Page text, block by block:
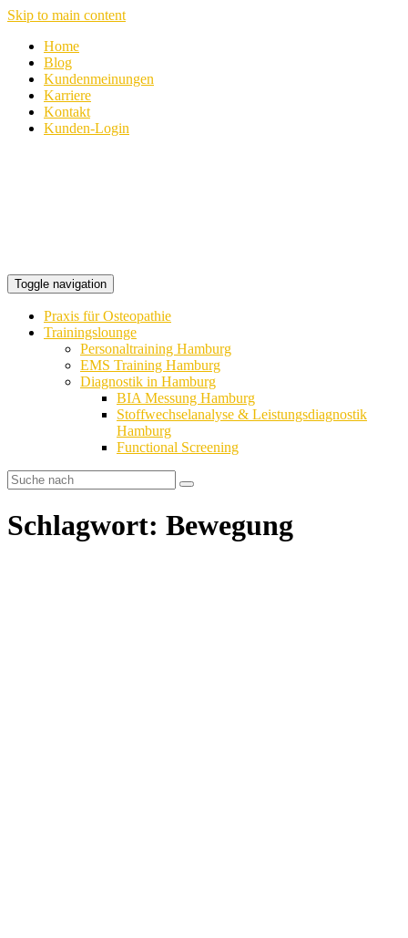
Skip to main content
Home
Blog
Kundenmeinungen
Karriere
Kontakt
Kunden-Login
Toggle navigation
Praxis für Osteopathie
Trainingslounge
Personaltraining Hamburg
EMS Training Hamburg
Diagnostik in Hamburg
BIA Messung Hamburg
Stoffwechselanalyse & Leistungsdiagnostik
Hamburg
Functional Screening
Schlagwort: Bewegung